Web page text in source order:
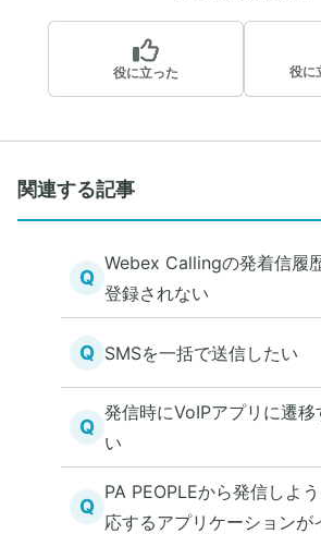
役に立った 役に
関連する記事
Q
Webex Callingの発着信履
登録されない
Q SMSを一括で送信したい
Q
発信時にVoIPアプリに遷
い
Q
PA PEOPLEから発信しよ
応するアプリケーションが